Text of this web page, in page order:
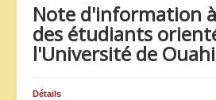
TELECHARGEMENTS
ANNONCES
Note d'information
des étudiants
l'Université de
Détails